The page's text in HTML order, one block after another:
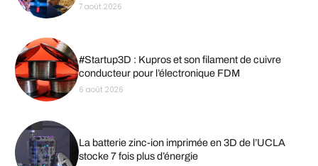
7 août 2026
#Startup3D : Kupros et son filament de cuivre
conducteur pour l’électronique FDM
6 août 2026
La batterie zinc-ion imprimée en 3D de l’UCLA
stocke 7 fois plus d’énergie